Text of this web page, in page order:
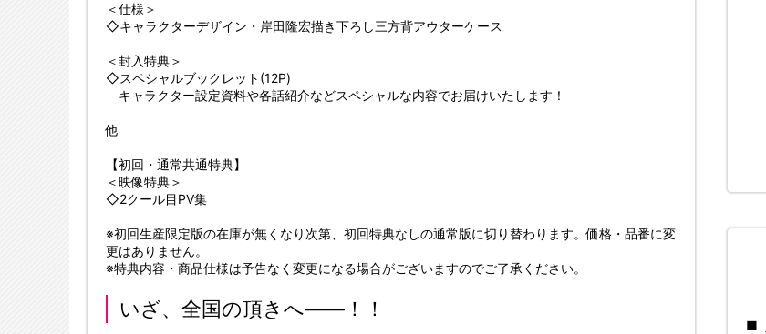
＜仕様＞
◇キャラクターデザイン・岸田隆宏描き下ろし三方背アウターケース
＜封入特典＞
◇スペシャルブックレット(12P)
キャラクター設定資料や各話紹介などスペシャルな内容でお届けいたします！
他
【初回・通常共通特典】
＜映像特典＞
◇2クール目PV集
※初回生産限定版の在庫が無くなり次第、初回特典なしの通常版に切り替わります。価格・品番に変
更はありません。
※特典内容・商品仕様は予告なく変更になる場合がございますのでご了承ください。
いざ、全国の頂きへ――！！